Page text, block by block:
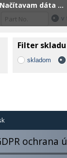
v
Filter skladu
skladom
ochrana
Načítavam dáta ...